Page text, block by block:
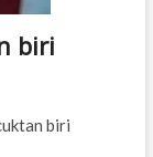
biri
biri